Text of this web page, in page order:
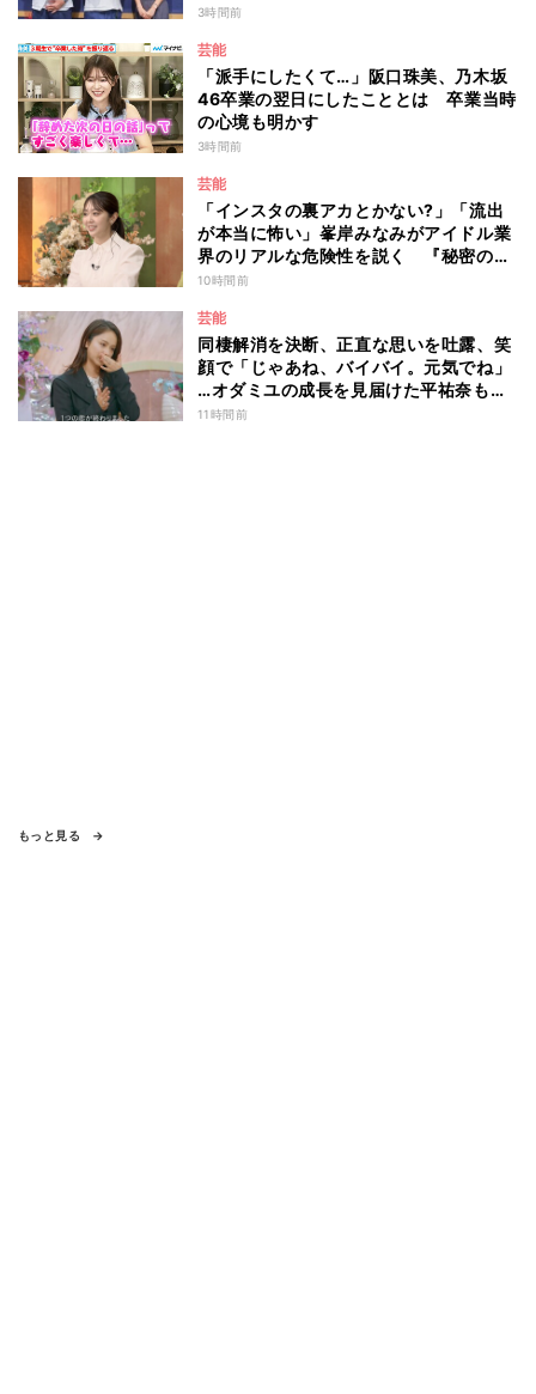
3時間前
芸能
「派手にしたくて…」阪口珠美、乃木坂
46卒業の翌日にしたこととは 卒業当時
の心境も明かす
3時間前
芸能
「インスタの裏アカとかない?」「流出
が本当に怖い」峯岸みなみがアイドル業
界のリアルな危険性を説く 『秘密のマ
マ園』特別編
10時間前
芸能
同棲解消を決断、正直な思いを吐露、笑
顔で「じゃあね、バイバイ。元気でね」
…オダミユの成長を見届けた平祐奈も思
わず涙 『ガールオアレディ3』
11時間前
もっと見る